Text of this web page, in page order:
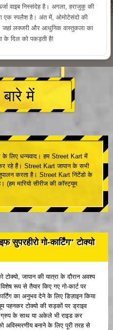
वाइब निस्संदेह है। अगला, हराजुकू की
एक स्पलैश है। अंत में, ओमोटेसंदो की
लक्जरी और आधुनिक वास्तुकला का
के दिल को पकड़ती है!
बारे में
के लिए धन्यवाद। हम Street Kart में
रहे हैं। Street Kart जापान के सभी
करता है। Street Kart निंटेंडो के
(हम मारियो सीरीज की कॉस्ट्यूम
सुपरहीरो गो-कार्टिंग" टोक्यो
जापान की यात्रा के दौरान अवश्य
रूप से तैयार किए गए गो-कार्ट पर
का अनुभव देने के लिए डिज़ाइन किया
पहनकर टोक्यो की सड़कों पर ड्राइव
के साथ या अकेले भी राइड कर
बनाने के लिए पूरी तरह से